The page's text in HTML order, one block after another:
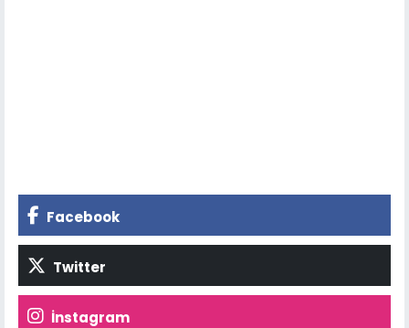
Facebook
Twitter
İnstagram